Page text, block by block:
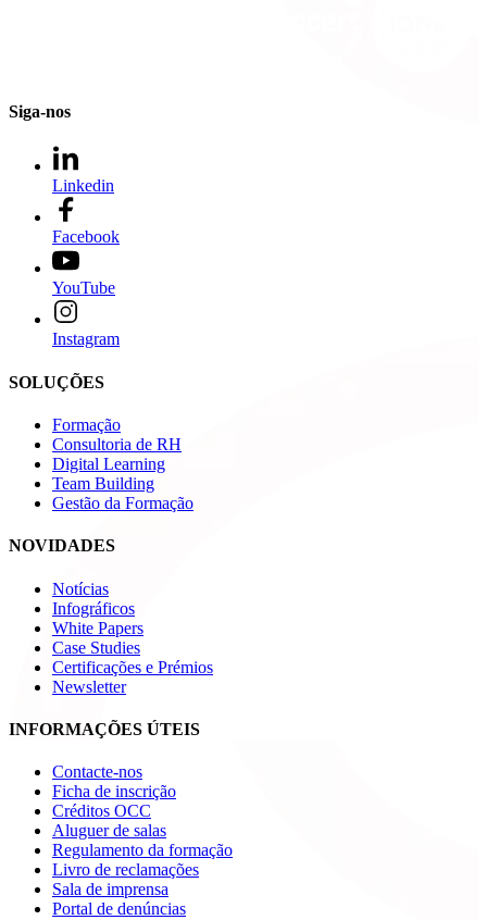
Siga-nos
Linkedin
Facebook
YouTube
Instagram
SOLUÇÕES
Formação
Consultoria de RH
Digital Learning
Team Building
Gestão da Formação
NOVIDADES
Notícias
Infográficos
White Papers
Case Studies
Certificações e Prémios
Newsletter
INFORMAÇÕES ÚTEIS
Contacte-nos
Ficha de inscrição
Créditos OCC
Aluguer de salas
Regulamento da formação
Livro de reclamações
Sala de imprensa
Portal de denúncias